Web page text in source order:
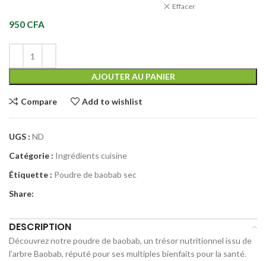
Effacer
950 CFA
AJOUTER AU PANIER
Compare Add to wishlist
UGS : ND
Catégorie : Ingrédients cuisine
Étiquette : Poudre de baobab sec
Share:
DESCRIPTION
Découvrez notre poudre de baobab, un trésor nutritionnel issu de
l’arbre Baobab, réputé pour ses multiples bienfaits pour la santé.